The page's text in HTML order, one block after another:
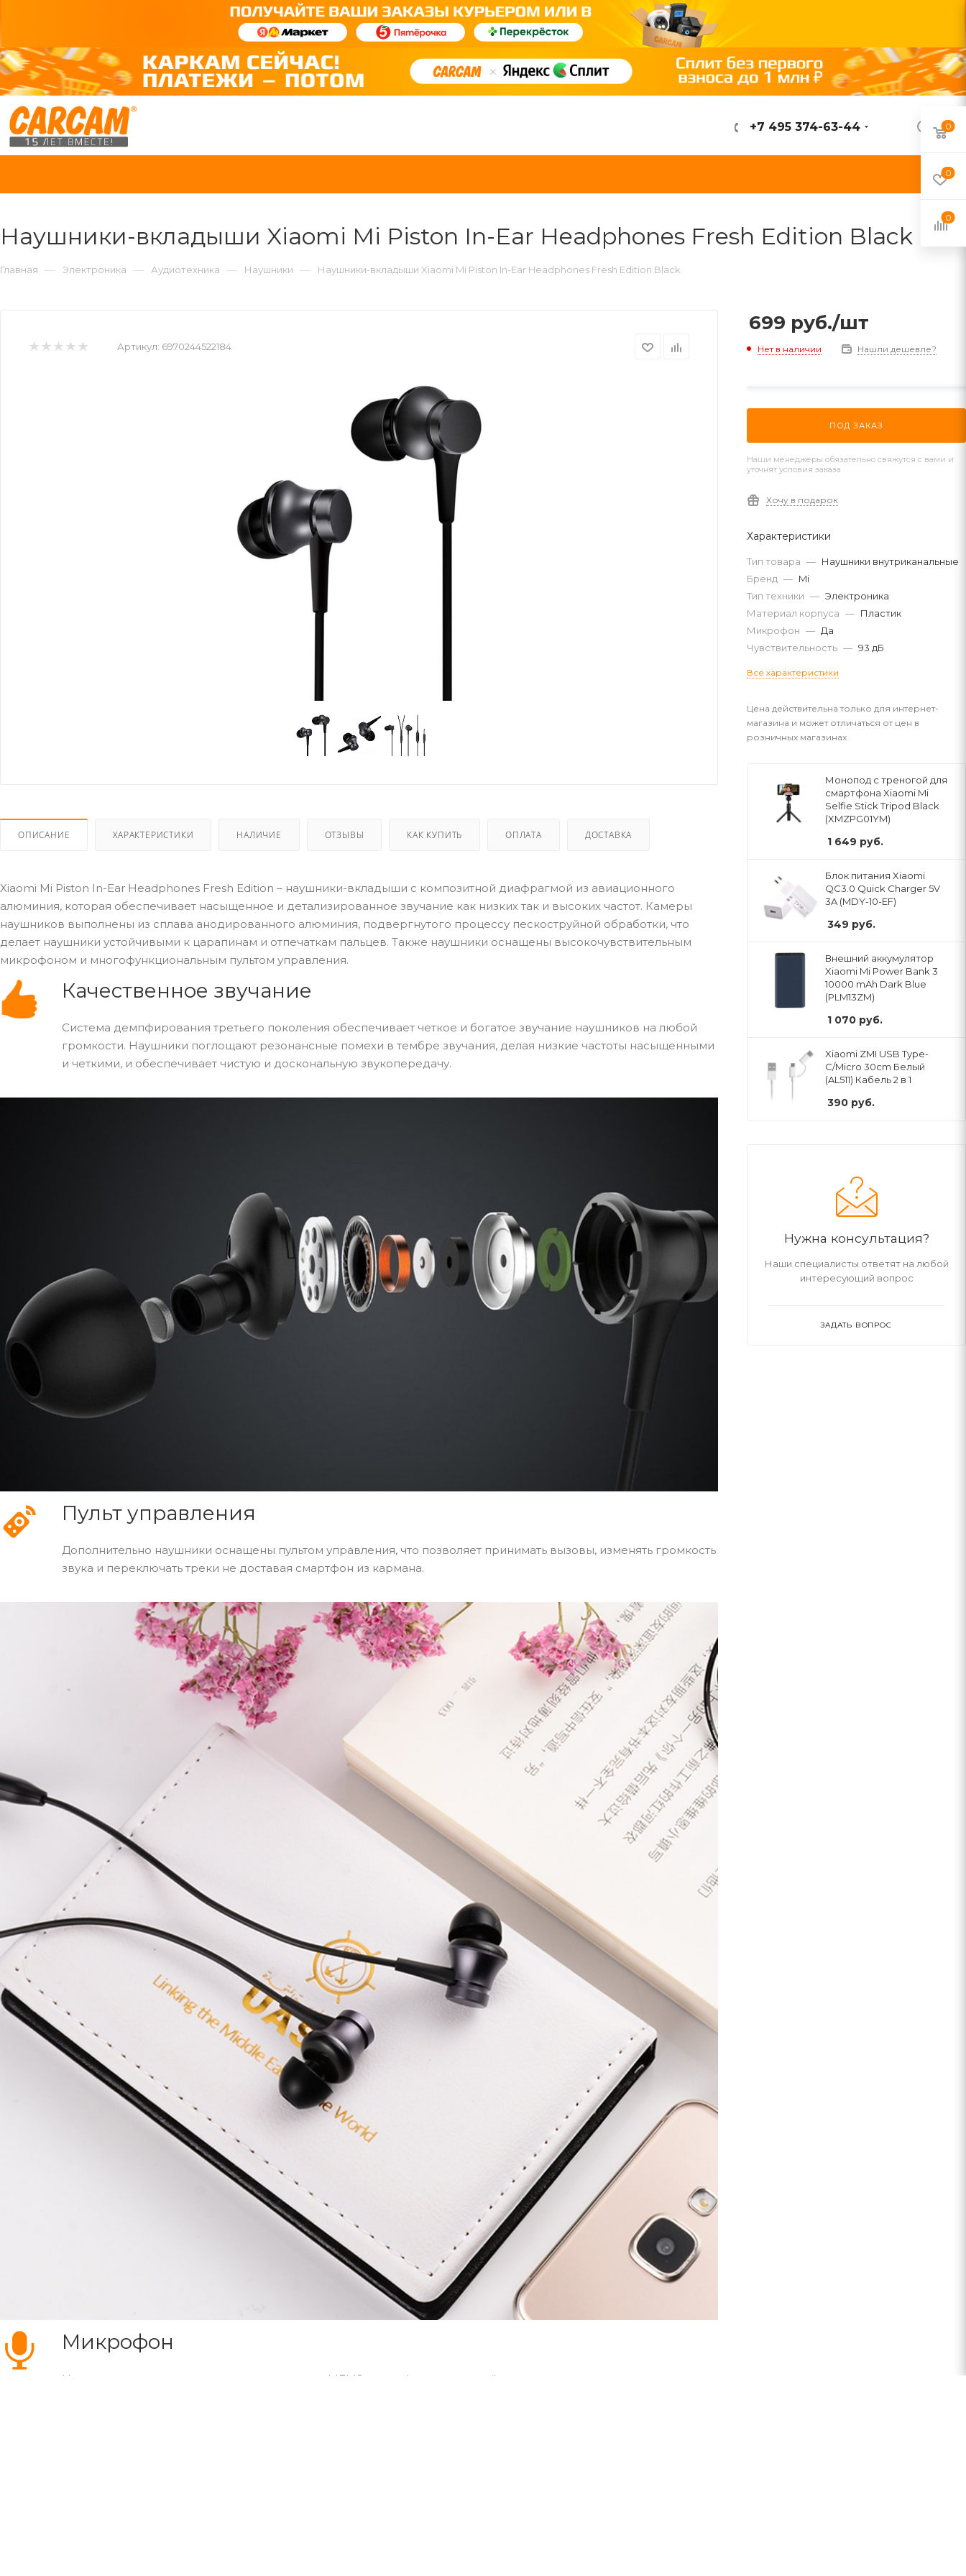
ВОЙТИ
+7 495 374-63-44
Наушники-вкладыши Xiaomi Mi Piston In-Ear Headphones Fresh Edition Black
Главная — Электроника — Аудиотехника — Наушники — Наушники-вкладыши Xiaomi Mi Piston In-Ear Headphones Fresh Edition Black
Артикул: 6970244522184
ОПИСАНИЕ ХАРАКТЕРИСТИКИ НАЛИЧИЕ ОТЗЫВЫ КАК КУПИТЬ ОПЛАТА ДОСТАВКА
Xiaomi Mi Piston In-Ear Headphones Fresh Edition – наушники-вкладыши с композитной диафрагмой из авиационного
алюминия, которая обеспечивает насыщенное и детализированное звучание как низких так и высоких частот. Камеры
наушников выполнены из сплава анодированного алюминия, подвергнутого процессу пескоструйной обработки, что
делает наушники устойчивыми к царапинам и отпечаткам пальцев. Также наушники оснащены высокочувствительным
микрофоном и многофункциональным пультом управления.
Качественное звучание
Система демпфирования третьего поколения обеспечивает четкое и богатое звучание наушников на любой
громкости. Наушники поглощают резонансные помехи в тембре звучания, делая низкие частоты насыщенными
и четкими, и обеспечивает чистую и доскональную звукопередачу.
Пульт управления
Дополнительно наушники оснащены пультом управления, что позволяет принимать вызовы, изменять громкость
звука и переключать треки не доставая смартфон из кармана.
Микрофон
Наушники оснащены высокочувствительным MEMS микрофоном, который позволяет не только отвечать на
699 руб./шт
Нет в наличии Нашли дешевле?
ПОД ЗАКАЗ
Наши менеджеры обязательно свяжутся с вами и
уточнят условия заказа
Хочу в подарок
Характеристики
Тип товара — Наушники внутриканальные
Бренд — Mi
Тип техники — Электроника
Материал корпуса — Пластик
Микрофон — Да
Чувствительность — 93 дБ
Все характеристики
Цена действительна только для интернет-
магазина и может отличаться от цен в
розничных магазинах
Монопод с треногой для
смартфона Xiaomi Mi
Selfie Stick Tripod Black
(XMZPG01YM)
1 649 руб.
Блок питания Xiaomi
QC3.0 Quick Charger 5V
3A (MDY-10-EF)
349 руб.
Внешний аккумулятор
Xiaomi Mi Power Bank 3
10000 mAh Dark Blue
(PLM13ZM)
1 070 руб.
Xiaomi ZMI USB Type-
C/Micro 30cm Белый
(AL511) Кабель 2 в 1
390 руб.
Нужна консультация?
Наши специалисты ответят на любой
интересующий вопрос
ЗАДАТЬ ВОПРОС
0
0
0